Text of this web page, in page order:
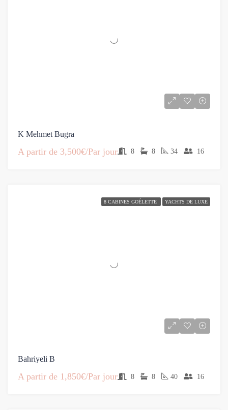
K Mehmet Bugra
A partir de 3,500€/Par jour 8 8 34 16
8 CABINES GOÉLETTE YACHTS DE LUXE
Bahriyeli B
A partir de 1,850€/Par jour 8 8 40 16